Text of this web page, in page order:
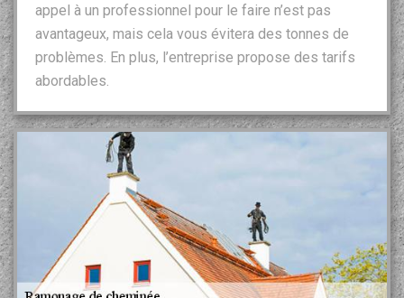
appel à un professionnel pour le faire n’est pas
avantageux, mais cela vous évitera des tonnes de
problèmes. En plus, l’entreprise propose des tarifs
abordables.